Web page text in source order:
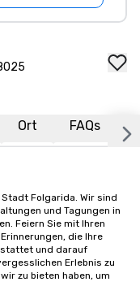
Ort FAQs
Folgarida. Wir sind
und Tagungen in
Feiern Sie mit Ihren
die Ihre
und darauf
Erlebnis zu
zu bieten haben, um